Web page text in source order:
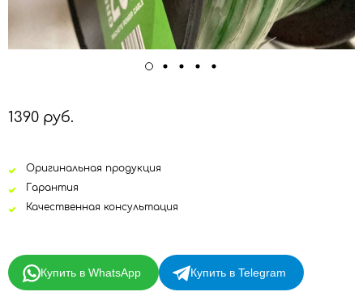
1390 руб.
Оригинальная продукция
Гарантия
Качественная консультация
Купить в WhatsApp Купить в Telegram